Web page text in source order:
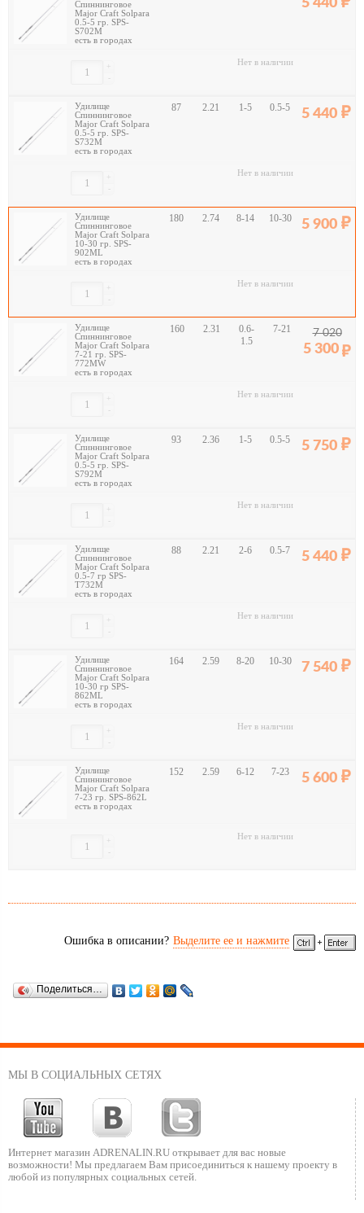
Спиннинговое
Major Craft Solpara
0.5-5 гр. SPS-
S702M
есть в городах
5 440
-
+ Нет в наличии
Удилище
Спиннинговое
Major Craft Solpara
0.5-5 гр. SPS-
S732M
есть в городах
87 2.21 1-5 0.5-5 5 440
-
+ Нет в наличии
Удилище
Спиннинговое
Major Craft Solpara
10-30 гр. SPS-
902ML
есть в городах
180 2.74 8-14 10-30 5 900
-
+ Нет в наличии
Удилище
Спиннинговое
Major Craft Solpara
7-21 гр. SPS-
772MW
есть в городах
160 2.31
0.6-
1.5
7-21 7 020
5 300
-
+ Нет в наличии
Удилище
Спиннинговое
Major Craft Solpara
0.5-5 гр. SPS-
S792M
есть в городах
93 2.36 1-5 0.5-5 5 750
-
+ Нет в наличии
Удилище
Спиннинговое
Major Craft Solpara
0.5-7 гр SPS-
T732M
есть в городах
88 2.21 2-6 0.5-7 5 440
-
+ Нет в наличии
Удилище
Спиннинговое
Major Craft Solpara
10-30 гр SPS-
862ML
есть в городах
164 2.59 8-20 10-30 7 540
-
+ Нет в наличии
Удилище
Спиннинговое
Major Craft Solpara
7-23 гр. SPS-862L
есть в городах
152 2.59 6-12 7-23 5 600
-
+ Нет в наличии
Ошибка в описании? Выделите ее и нажмите
Поделиться…
МЫ В СОЦИАЛЬНЫХ СЕТЯХ
Интернет магазин ADRENALIN.RU открывает для вас новые
возможности! Мы предлагаем Вам присоединиться к нашему проекту в
любой из популярных социальных сетей.